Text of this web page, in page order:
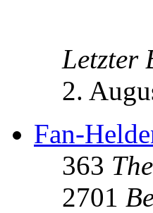
Letzter
2.
Fan-
363
2701